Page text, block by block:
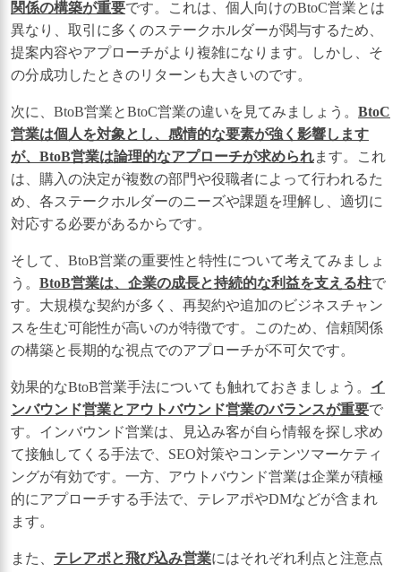
関係の構築が重要です。これは、個人向けのBtoC営業とは
異なり、取引に多くのステークホルダーが関与するため、
提案内容やアプローチがより複雑になります。しかし、そ
の分成功したときのリターンも大きいのです。
次に、BtoB営業とBtoC営業の違いを見てみましょう。 BtoC
営業は個人を対象とし、感情的な要素が強く影響します
が、BtoB営業は論理的なアプローチが求められます。これ
は、購入の決定が複数の部門や役職者によって行われるた
め、各ステークホルダーのニーズや課題を理解し、適切に
対応する必要があるからです。
そして、BtoB営業の重要性と特性について考えてみましょ
う。 BtoB営業は、企業の成長と持続的な利益を支える柱で
す。大規模な契約が多く、再契約や追加のビジネスチャン
スを生む可能性が高いのが特徴です。このため、信頼関係
の構築と長期的な視点でのアプローチが不可欠です。
効果的なBtoB営業手法についても触れておきましょう。 イ
ンバウンド営業とアウトバウンド営業のバランスが重要で
す。インバウンド営業は、見込み客が自ら情報を探し求め
て接触してくる手法で、SEO対策やコンテンツマーケティ
ングが有効です。一方、アウトバウンド営業は企業が積極
的にアプローチする手法で、テレアポやDMなどが含まれ
ます。
また、 テレアポと飛び込み営業にはそれぞれ利点と注意点